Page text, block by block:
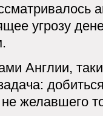
угрозу
Англии,
желавшего